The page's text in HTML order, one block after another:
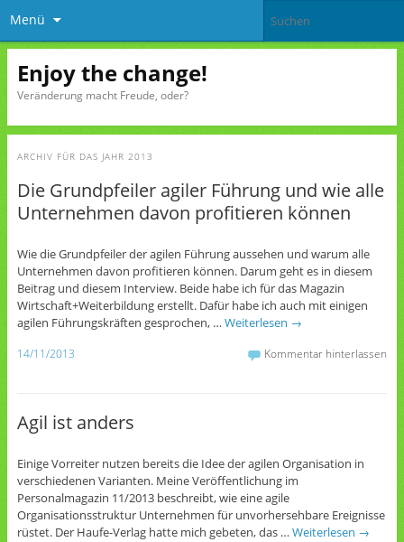
Menü
Enjoy the change!
Veränderung macht Freude, oder?
ARCHIV FÜR DAS JAHR 2013
Die Grundpfeiler agiler Führung und wie alle
Unternehmen davon profitieren können
Wie die Grundpfeiler der agilen Führung aussehen und warum alle
Unternehmen davon profitieren können. Darum geht es in diesem
Beitrag und diesem Interview. Beide habe ich für das Magazin
Wirtschaft+Weiterbildung erstellt. Dafür habe ich auch mit einigen
agilen Führungskräften gesprochen, … Weiterlesen →
14/11/2013 Kommentar hinterlassen
Agil ist anders
Einige Vorreiter nutzen bereits die Idee der agilen Organisation in
verschiedenen Varianten. Meine Veröffentlichung im
Personalmagazin 11/2013 beschreibt, wie eine agile
Organisationsstruktur Unternehmen für unvorhersehbare Ereignisse
rüstet. Der Haufe-Verlag hatte mich gebeten, das … Weiterlesen →